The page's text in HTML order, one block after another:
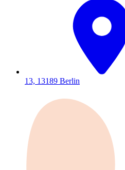
13, 13189 Berlin